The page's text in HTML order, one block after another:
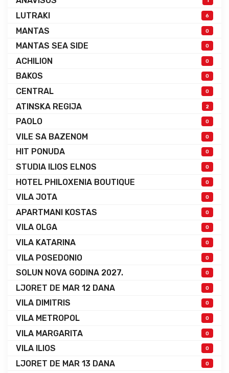
LUTRAKI 6
MANTAS 0
MANTAS SEA SIDE 0
ACHILION 0
BAKOS 0
CENTRAL 0
ATINSKA REGIJA 2
PAOLO 0
VILE SA BAZENOM 0
HIT PONUDA 0
STUDIA ILIOS ELNOS 0
HOTEL PHILOXENIA BOUTIQUE 0
VILA JOTA 0
APARTMANI KOSTAS 0
VILA OLGA 0
VILA KATARINA 0
VILA POSEDONIO 0
SOLUN NOVA GODINA 2027. 0
LJORET DE MAR 12 DANA 0
VILA DIMITRIS 0
VILA METROPOL 0
VILA MARGARITA 0
VILA ILIOS 0
LJORET DE MAR 13 DANA 0